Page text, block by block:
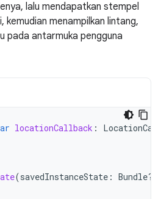
lalu mendapatkan stempel
kemudian menampilkan lintang,
pada antarmuka pengguna
locationCallback :
(savedInstanceState : Bundle?)